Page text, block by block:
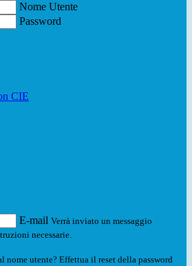
Nome Utente
Password
CIE
E-mail Verrà inviato un messaggio
necessarie.
nome utente? Effettua il reset della password